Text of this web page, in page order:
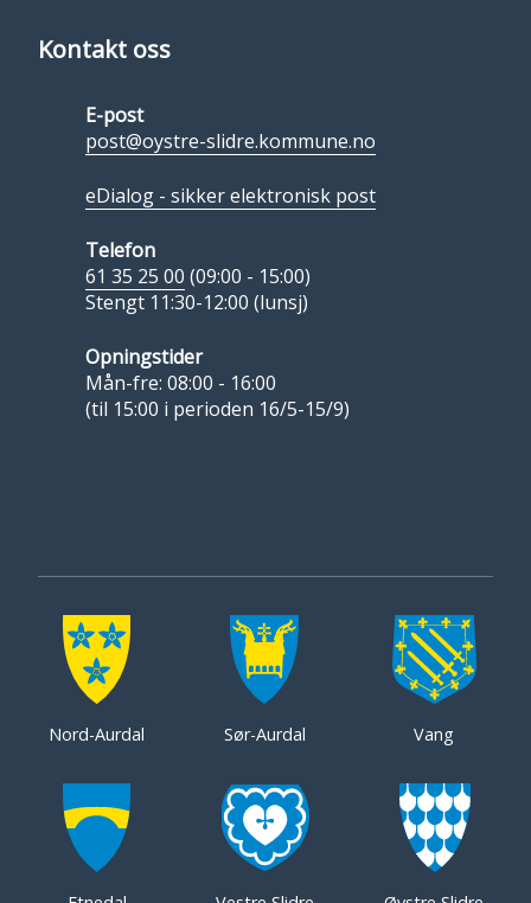
Kontakt oss
E-post
post@oystre-slidre.kommune.no
eDialog - sikker elektronisk post
Telefon
61 35 25 00 (09:00 - 15:00)
Stengt 11:30-12:00 (lunsj)
Opningstider
Mån-fre: 08:00 - 16:00
(til 15:00 i perioden 16/5-15/9)
Nord-Aurdal Sør-Aurdal Vang